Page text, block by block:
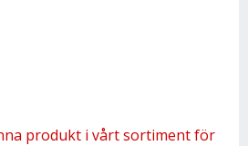
produkt i vårt sortiment för